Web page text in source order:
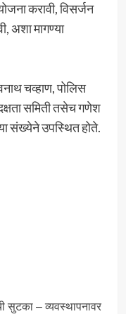
करावी, विसर्जन
अशा मागण्या
चव्हाण, पोलिस
समिती तसेच गणेश
संख्येने उपस्थित होते.
सुटका – व्यवस्थापनावर